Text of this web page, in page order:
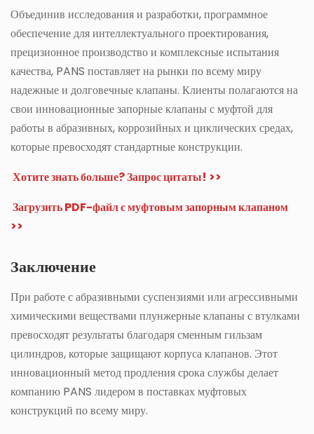
Объединив исследования и разработки, программное
обеспечение для интеллектуального проектирования,
прецизионное производство и комплексные испытания
качества, PANS поставляет на рынки по всему миру
надежные и долговечные клапаны. Клиенты полагаются на
свои инновационные запорные клапаны с муфтой для
работы в абразивных, коррозийных и циклических средах,
которые превосходят стандартные конструкции.
Хотите знать больше? Запрос цитаты! >>
Загрузить PDF-файл с муфтовым запорным клапаном
>>
Заключение
При работе с абразивными суспензиями или агрессивными
химическими веществами плунжерные клапаны с втулками
превосходят результаты благодаря сменным гильзам
цилиндров, которые защищают корпуса клапанов. Этот
инновационный метод продления срока службы делает
компанию PANS лидером в поставках муфтовых
конструкций по всему миру.